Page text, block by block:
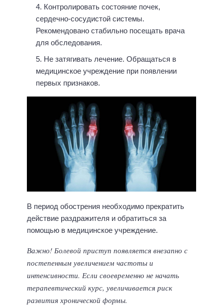
Контролировать состояние почек,
сердечно-сосудистой системы.
Рекомендовано стабильно посещать врача
для обследования.
Не затягивать лечение. Обращаться в
медицинское учреждение при появлении
первых признаков.
В период обострения необходимо прекратить
действие раздражителя и обратиться за
помощью в медицинское учреждение.
Важно! Болевой приступ появляется внезапно с
постепенным увеличением частоты и
интенсивности. Если своевременно не начать
терапевтический курс, увеличивается риск
развития хронической формы.